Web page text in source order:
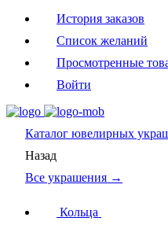
История заказов
Список желаний
Просмотренные
Войти
Каталог ювелирных
Назад
Все украшения →
Кольца